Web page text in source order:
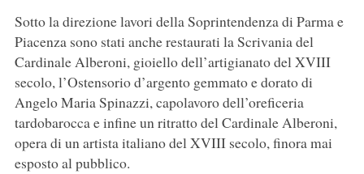
Sotto la direzione lavori della Soprintendenza di Parma e
Piacenza sono stati anche restaurati la Scrivania del
Cardinale Alberoni, gioiello dell’artigianato del XVIII
secolo, l’Ostensorio d’argento gemmato e dorato di
Angelo Maria Spinazzi, capolavoro dell’oreficeria
tardobarocca e infine un ritratto del Cardinale Alberoni,
opera di un artista italiano del XVIII secolo, finora mai
esposto al pubblico.